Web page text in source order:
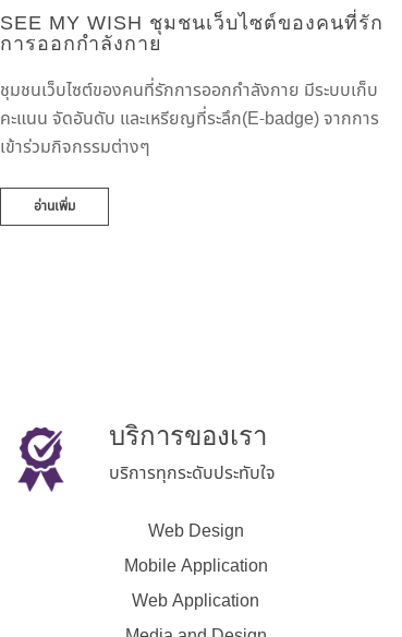
SEE MY WISH ชุมชนเว็บไซต์ของคนที่รัก
การออกกำลังกาย
ชุมชนเว็บไซต์ของคนที่รักการออกกำลังกาย มีระบบเก็บ
คะแนน จัดอันดับ และเหรียญที่ระลึก(E-badge) จากการ
เข้าร่วมกิจกรรมต่างๆ
อ่านเพิ่ม
บริการของเรา
บริการทุกระดับประทับใจ
Web Design
Mobile Application
Web Application